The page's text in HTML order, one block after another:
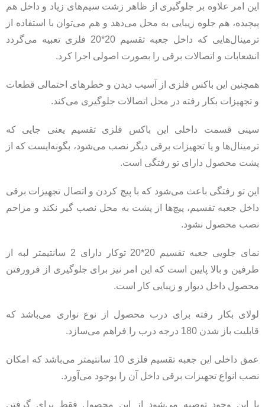
این امر علاوه بر جلوگیری از ظاهر زشت سیم‌های زیاد و داخل هم
پیچیده، هم جلوه زیبایی به محل می‌دهد و هم می‌توان با استفاده از
ترمینال‌هایی که داخل جعبه تقسیم 20*20 فلزی تعبیه می‌گردد
انشعابات و اتصالات برقی را بصورت اصولی اجرا کرد.
همچنین این باکس فلزی از آسیب دیدن و خطرهای احتمالی قطعات
و تجهیزات بکار رفته در محل اتصالات جلوگیری می‌کند.
سینی قسمت داخلی این باکس فلزی تقسیم یعنی جایی که
ترمینال‌ها و یا تجهیزات برقی دیگر نصب می‌شود، بگونه‌ایست که از
پشت محصول دارای تو رفتگی است.
این تو رفتگی باعث می‌شود که با پیچ کردن و اتصال تجهیزات برقی
داخل جعبه تقسیم، پیچ‌ها از پشت به محل نصب گیر نکند و مزاحم
نصب محصول نشود.
نمای جلویی جعبه تقسیم 20*20 توکار دارای 2 سانتیمتر لبه از
طرفین و بالا پایین است که این امر نیز برای جلوگیری از فرورفتن
محصول داخل دیوار و زیبایی کار است.
لولای بکار رفته برای درب محصول از نوع نواری می‌باشد که
قابلیت باز شدن 180 درجه درب را فراهم می‌سازد.
عمق داخلی این جعبه تقسیم فلزی 10 سانتیمتر می‌باشد که امکان
نصب انواع تجهیزات برقی داخل آن را بوجود می‌آورد.
با این وجود توصیه می‌شود از این محصول فقط برای گرفتن